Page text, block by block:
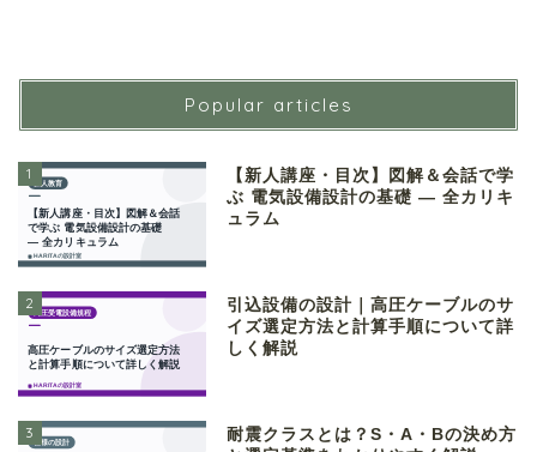
Popular articles
1
【新人講座・目次】図解＆会話で学
ぶ 電気設備設計の基礎 ― 全カリキ
ュラム
2
引込設備の設計｜高圧ケーブルのサ
イズ選定方法と計算手順について詳
しく解説
3
耐震クラスとは？S・A・Bの決め方